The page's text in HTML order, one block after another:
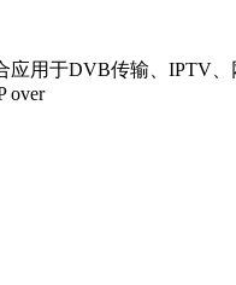
用于DVB传输、IPTV
over